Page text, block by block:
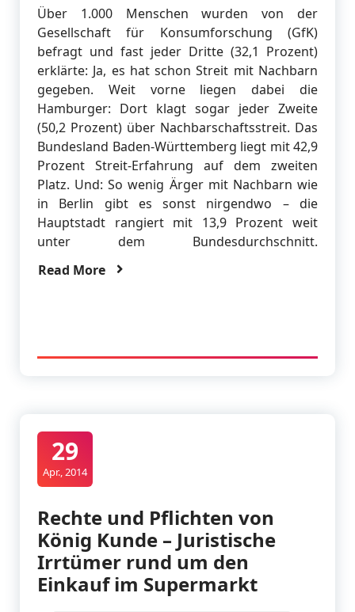
Über 1.000 Menschen wurden von der
Gesellschaft für Konsumforschung (GfK)
befragt und fast jeder Dritte (32,1 Prozent)
erklärte: Ja, es hat schon Streit mit Nachbarn
gegeben. Weit vorne liegen dabei die
Hamburger: Dort klagt sogar jeder Zweite
(50,2 Prozent) über Nachbarschaftsstreit. Das
Bundesland Baden-Württemberg liegt mit 42,9
Prozent Streit-Erfahrung auf dem zweiten
Platz. Und: So wenig Ärger mit Nachbarn wie
in Berlin gibt es sonst nirgendwo – die
Hauptstadt rangiert mit 13,9 Prozent weit
unter dem Bundesdurchschnitt.
Read More
29
Apr., 2014
Rechte und Pflichten von
König Kunde – Juristische
Irrtümer rund um den
Einkauf im Supermarkt